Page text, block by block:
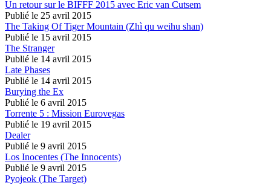
Un retour sur le BIFFF 2015 avec Eric van Cutsem
Publié le 25 avril 2015
The Taking Of Tiger Mountain (Zhì qu weihu shan)
Publié le 15 avril 2015
The Stranger
Publié le 14 avril 2015
Late Phases
Publié le 14 avril 2015
Burying the Ex
Publié le 6 avril 2015
Torrente 5 : Mission Eurovegas
Publié le 19 avril 2015
Dealer
Publié le 9 avril 2015
Los Inocentes (The Innocents)
Publié le 9 avril 2015
Pyojeok (The Target)